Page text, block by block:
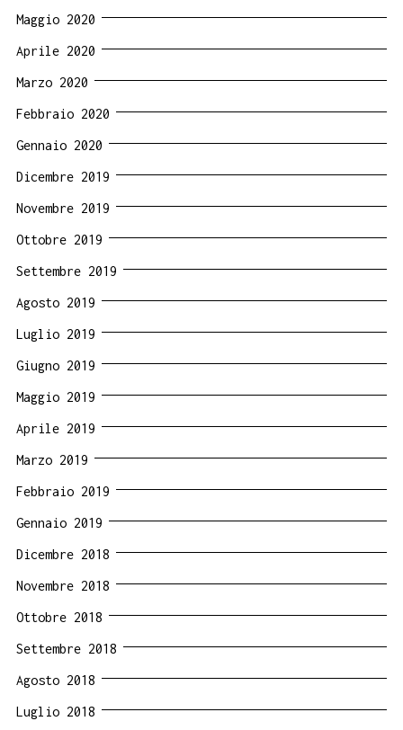
Maggio 2020
Aprile 2020
Marzo 2020
Febbraio 2020
Gennaio 2020
Dicembre 2019
Novembre 2019
Ottobre 2019
Settembre 2019
Agosto 2019
Luglio 2019
Giugno 2019
Maggio 2019
Aprile 2019
Marzo 2019
Febbraio 2019
Gennaio 2019
Dicembre 2018
Novembre 2018
Ottobre 2018
Settembre 2018
Agosto 2018
Luglio 2018